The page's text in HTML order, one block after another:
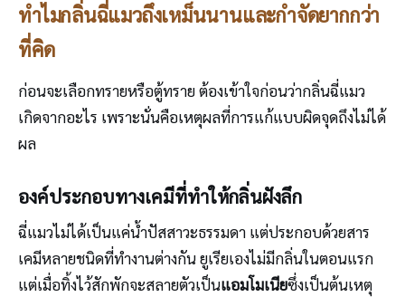
ทำไมกลิ่นฉี่แมวถึงเหม็นนานและกำจัดยากกว่า
ที่คิด
ก่อนจะเลือกทรายหรือตู้ทราย ต้องเข้าใจก่อนว่ากลิ่นฉี่แมว
เกิดจากอะไร เพราะนั่นคือเหตุผลที่การแก้แบบผิดจุดถึงไม่ได้
ผล
องค์ประกอบทางเคมีที่ทำให้กลิ่นฝังลึก
ฉี่แมวไม่ได้เป็นแค่น้ำปัสสาวะธรรมดา แต่ประกอบด้วยสาร
เคมีหลายชนิดที่ทำงานต่างกัน ยูเรียเองไม่มีกลิ่นในตอนแรก
แต่เมื่อทิ้งไว้สักพักจะสลายตัวเป็นแอมโมเนียซึ่งเป็นต้นเหตุ